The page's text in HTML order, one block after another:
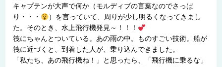
キャプテンが大声で何か（モルディブの言葉なのでさっぱ
り・・・
）を言っていて、周りが少し明るくなってきまし
た。そのとき、水上飛行機発見～！！！
筏にちゃんとついている。あの雨の中。ものすごい技術。船が
筏に近づくと、到着した人が、乗り込んできました。
「私たち、あの飛行機ね！」と思ったら、「飛行機に乗るな」